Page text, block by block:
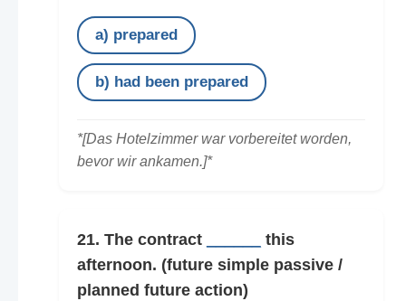
a) prepared
b) had been prepared
*[Das Hotelzimmer war vorbereitet worden,
bevor wir ankamen.]*
21. The contract
this
afternoon. (future simple passive /
planned future action)